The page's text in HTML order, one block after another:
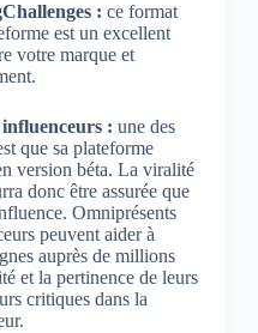
: ce format
est un excellent
votre marque et
: une des
que sa plateforme
version béta. La viralité
donc être assurée que
Omniprésents
peuvent aider à
auprès de millions
et la pertinence de leurs
critiques dans la